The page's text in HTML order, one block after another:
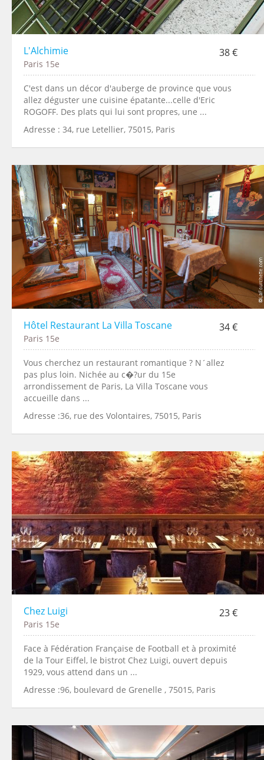
L'Alchimie 38 €
Paris 15e
C'est dans un décor d'auberge de province que vous
allez déguster une cuisine épatante...celle d'Eric
ROGOFF. Des plats qui lui sont propres, une ...
Adresse : 34, rue Letellier, 75015, Paris
Hôtel Restaurant La Villa Toscane 34 €
Paris 15e
Vous cherchez un restaurant romantique ? N´allez
pas plus loin. Nichée au c�?ur du 15e
arrondissement de Paris, La Villa Toscane vous
accueille dans ...
Adresse :36, rue des Volontaires, 75015, Paris
Chez Luigi 23 €
Paris 15e
Face à Fédération Française de Football et à proximité
de la Tour Eiffel, le bistrot Chez Luigi, ouvert depuis
1929, vous attend dans un ...
Adresse :96, boulevard de Grenelle , 75015, Paris